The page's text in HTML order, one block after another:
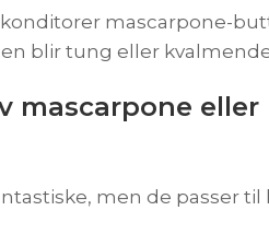
mascarpone-
blir tung eller
mascarpone
men de passer